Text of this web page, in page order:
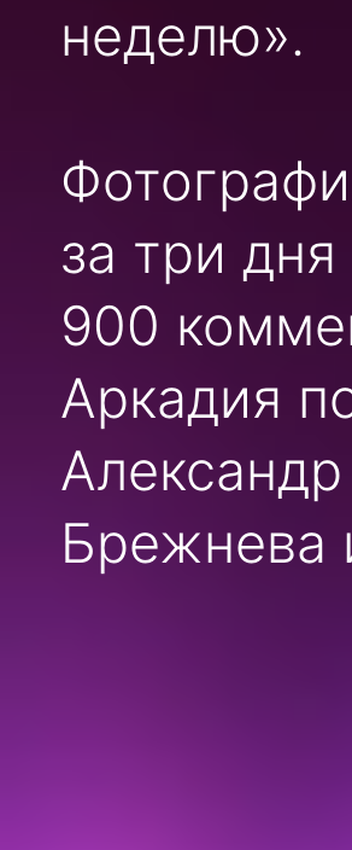
неделю».
за три
900
Аркадия
Брежнева